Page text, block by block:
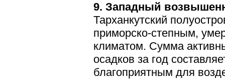
9. Западный
Тарханкутский
приморско-степным,
климатом. Сумма
осадков за год
благоприятным для